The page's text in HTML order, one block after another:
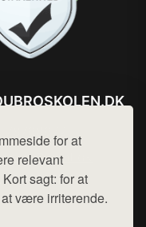
for at
relevant
sagt: for at
være irriterende.
hej@want.dk
og privatlivspolitik